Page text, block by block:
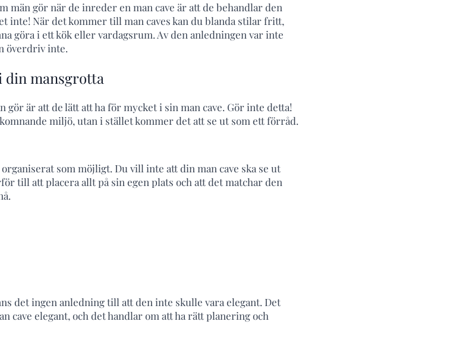
män gör när de inreder en man cave är att de behandlar den
inte! När det kommer till man caves kan du blanda stilar fritt,
göra i ett kök eller vardagsrum. Av den anledningen var inte
överdriv inte.
din mansgrotta
gör är att de lätt att ha för mycket i sin man cave. Gör inte detta!
miljö, utan i stället kommer det att se ut som ett förråd.
som möjligt. Du vill inte att din man cave ska se ut
till att placera allt på sin egen plats och att det matchar den
det ingen anledning till att den inte skulle vara elegant. Det
cave elegant, och det handlar om att ha rätt planering och